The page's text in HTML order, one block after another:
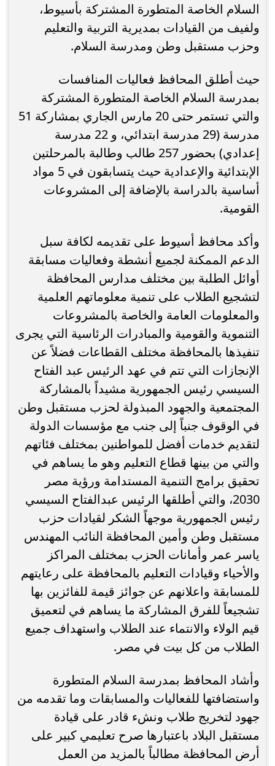
السلام الخاصة المتطورة المشتركة بأسيوط،
ولفيف من القيادات بمديرية التربية والتعليم
وحزب مستقبل وطن ومدرسة السلام.
حيث أطلق المحافظ فعاليات المنافسات
بمدرسة السلام الخاصة المتطورة المشتركة
والتي تستمر حتى 20 مارس الجاري بمشاركة 51
مدرسة (29 مدرسة ابتدائي، و 22 مدرسة
إعدادي) بحضور 257 طالب وطالبة بالمرحلتين
الإبتدائية والإعدادية حيث يتسابقون في 5 مواد
أساسية بالدراسة بالإضافة إلى المشروعات
القومية.
وأكد محافظ أسيوط على تقديمه لكافة سبل
الدعم الممكنة لجميع أنشطة وفعاليات مسابقة
أوائل الطلبة بين مختلف مدارس المحافظة
لتشجيع الطلاب على تنمية معلوماتهم العلمية
والمعلومات العامة والخاصة بالمشروعات
التنموية والقومية والمبادرات الرئاسية التي يجرى
تنفيذها بالمحافظة مختلف القطاعات فضلاً عن
الإنجازات التي تتم في عهد الرئيس عبد الفتاح
السيسي رئيس الجمهورية مشيداً بالمشاركة
المجتمعية والجهود المبذولة لحزب مستقبل وطن
في الوقوف جنباً إلى جنب مع مؤسسات الدولة
لتقديم خدمات أفضل للمواطنين بمختلف فئاتهم
والتي من بينها قطاع التعليم وهو ما يساهم في
تحقيق برامج التنمية المستدامة ورؤية مصر
2030، والتي أطلقها الرئيس عبدالفتاح السيسي
رئيس الجمهورية موجهاً الشكر لقيادات حزب
مستقبل وطن وأمين المحافظة النائب المهندس
ياسر عمر وأمانات الحزب بمختلف المراكز
والأحياء وقيادات التعليم بالمحافظة على رعايتهم
للمسابقة واعلانهم عن جوائز قيمة للفائزين بها
تشجيعاً للفرق المشاركة ما يساهم في لتعميق
قيم الولاء والانتماء عند الطلاب واستهداف جميع
الطلاب من كل بيت في مصر.
وأشاد المحافظ بمدرسة السلام المتطورة
واستضافتها للفعاليات والمسابقات وما تقدمه من
جهود لتخريج طلاب ونشء قادر على قيادة
مستقبل البلاد باعتبارها صرح تعليمي كبير على
أرض المحافظة مطالباً بالمزيد من العمل